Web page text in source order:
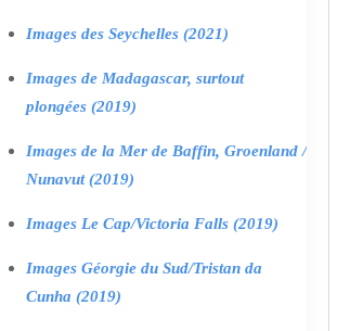
Images des Seychelles (2021)
Images de Madagascar, surtout
plongées (2019)
Images de la Mer de Baffin, Groenland /
Nunavut (2019)
Images Le Cap/Victoria Falls (2019)
Images Géorgie du Sud/Tristan da
Cunha (2019)